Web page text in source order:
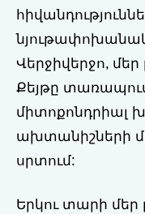
Վերջիվերջո,
Քեյթը
միտոքոնդրիալ
ախտանիշների
սրտում:
Երկու տարի մեր